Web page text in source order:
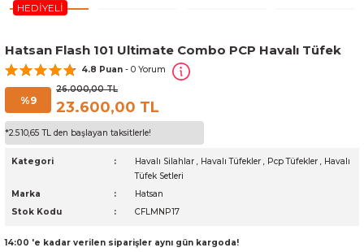
HEDİYELİ
Hatsan Flash 101 Ultimate Combo PCP Havalı Tüfek
4.8 Puan - 0 Yorum
%9
26.000,00 TL
23.600,00 TL
*2.510,65 TL den başlayan taksitlerle!
Kategori Havalı Silahlar , Havalı Tüfekler , Pcp Tüfekler , Havalı
Tüfek Setleri
Marka
Hatsan
Stok Kodu
CFLMNP17
14:00 'e kadar verilen siparişler aynı gün kargoda!